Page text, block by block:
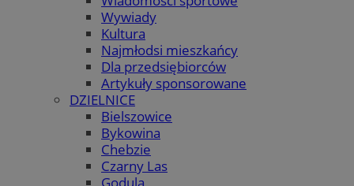
Wywiady
Kultura
Najmłodsi mieszkańcy
Dla przedsiębiorców
Artykuły sponsorowane
DZIELNICE
Bielszowice
Bykowina
Chebzie
Czarny Las